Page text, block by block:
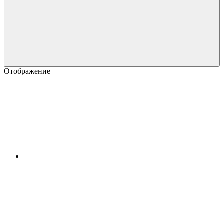
Отображение